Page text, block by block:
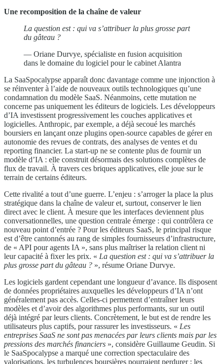
Une recomposition de la chaîne de valeur
La question est : qui va s’attribuer la plus grosse part
du gâteau ?
— Oriane Durvye, spécialiste en fusion acquisition
dans le domaine du logiciel pour le cabinet Alantra
La SaaSpocalypse apparaît donc davantage comme une injonction à
se réinventer à l’aide de nouveaux outils technologiques qu’une
condamnation du modèle SaaS. Néanmoins, cette mutation ne
concerne pas uniquement les éditeurs de logiciels. Les développeurs
d’IA investissent progressivement les couches applicatives et
logicielles. Anthropic, par exemple, a déjà secoué les marchés
boursiers en lançant onze plugins open-source capables de gérer en
autonomie des revues de contrats, des analyses de ventes et du
reporting financier. La start-up ne se contente plus de fournir un
modèle d’IA : elle construit désormais des solutions complètes de
flux de travail. À travers ces briques applicatives, elle joue sur le
terrain de certains éditeurs.
Cette rivalité a tout d’une guerre. L’enjeu : s’arroger la place la plus
stratégique dans la chaîne de valeur et, surtout, conserver le lien
direct avec le client. À mesure que les interfaces deviennent plus
conversationnelles, une question centrale émerge : qui contrôlera ce
nouveau point d’entrée ? Pour les éditeurs SaaS, le principal risque
est d’être cantonnés au rang de simples fournisseurs d’infrastructure,
de « API pour agents IA », sans plus maîtriser la relation client ni
leur capacité à fixer les prix. « La question est : qui va s’attribuer la
plus grosse part du gâteau ? », résume Oriane Durvye.
Les logiciels gardent cependant une longueur d’avance. Ils disposent
de données propriétaires auxquelles les développeurs d’IA n’ont
généralement pas accès. Celles-ci permettent d’entraîner leurs
modèles et d’avoir des algorithmes plus performants, sur un outil
déjà intégré par leurs clients. Concrètement, le but est de rendre les
utilisateurs plus captifs, pour rassurer les investisseurs. « Les
entreprises SaaS ne sont pas menacées par leurs clients mais par les
pressions des marchés financiers », considère Guillaume Geudin. Si
le SaaSpocalypse a marqué une correction spectaculaire des
valorisations, les turbulences boursières pourraient perdurer : les